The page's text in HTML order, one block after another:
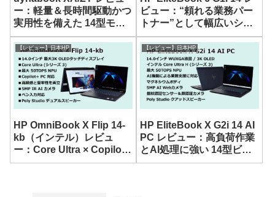
ー：軽量＆長時間駆動かつ
実用性を備えた 14型モバ
イルノートPC
ビュー：“頼れる業務パー
トナー”として幅広いシー
ンで活用できる 14型 AIモ
バイルノート
【レビュー】日本HP
HP OmniBook X Flip 14-
kb（インテル）レビュ
ー：Core Ultra × Copilot+
PC 対応で完成度の高いコ
【レビュー】日本HP
HP EliteBook X G2i 14 AI
PC レビュー：高負荷作業
とAI処理に強い 14型ビジ
ネスノート